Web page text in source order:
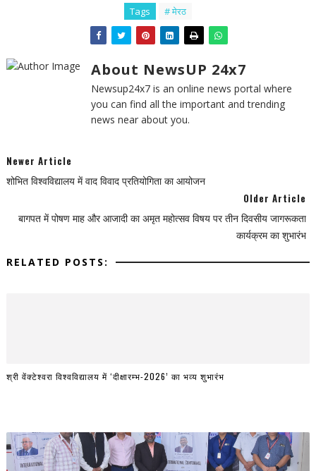
Tags # मेरठ
About NewsUP 24x7
Newsup24x7 is an online news portal where
you can find all the important and trending
news near about you.
Newer Article
शोभित विश्वविद्यालय में वाद विवाद प्रतियोगिता का आयोजन
Older Article
बागपत में पोषण माह और आजादी का अमृत महोत्सव विषय पर तीन दिवसीय जागरूकता
कार्यक्रम का शुभारंभ
RELATED POSTS:
श्री वेंक्टेश्वरा विश्वविद्यालय में ‘दीक्षारम्भ-2026’ का भव्य शुभारंभ